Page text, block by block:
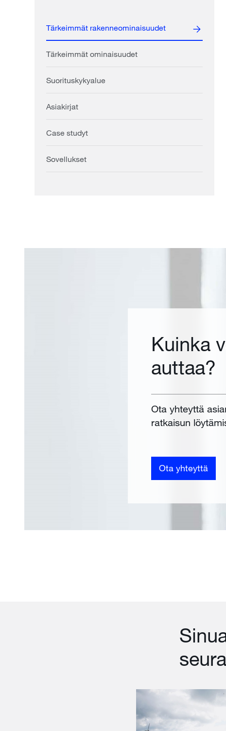
Tärkeimmät rakenneominaisuudet
Tärkeimmät ominaisuudet
Suorituskykyalue
Asiakirjat
Case studyt
Sovellukset
Kuinka
auttaa?
Ota yhteyttä
ratkaisun
Ota yhteyttä